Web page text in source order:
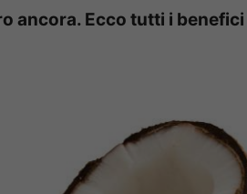
ancora. Ecco tutti i